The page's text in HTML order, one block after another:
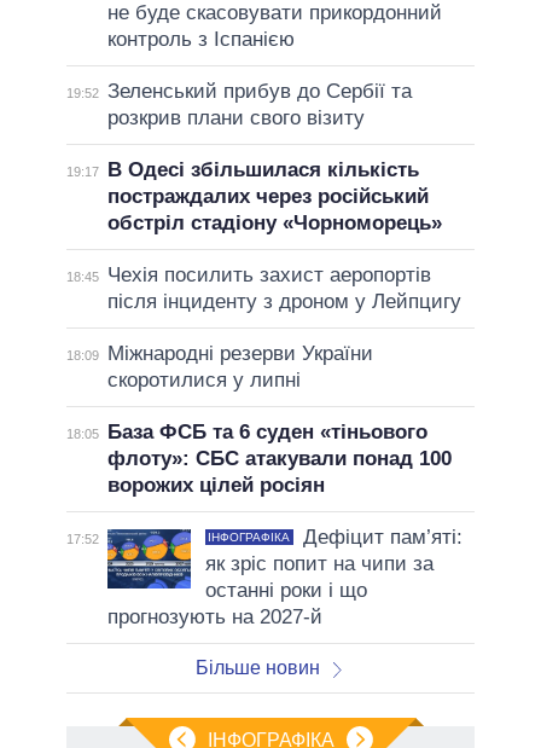
не буде скасовувати прикордонний
контроль з Іспанією
19:52 Зеленський прибув до Сербії та
розкрив плани свого візиту
19:17
В Одесі збільшилася кількість
постраждалих через російський
обстріл стадіону «Чорноморець»
18:45
Чехія посилить захист аеропортів
після інциденту з дроном у Лейпцигу
18:09
Міжнародні резерви України
скоротилися у липні
18:05
База ФСБ та 6 суден «тіньового
флоту»: СБС атакували понад 100
ворожих цілей росіян
17:52 ІНФОГРАФІКА
Дефіцит пам’яті:
як зріс попит на чипи за
останні роки і що
прогнозують на 2027-й
Більше новин
ІНФОГРАФІКА